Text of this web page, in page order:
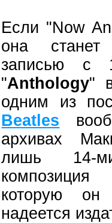
Если "Now
она станет
записью с
"Anthology"
одним из
Beatles
архивах
лишь 14-
композиция
которую
надеется